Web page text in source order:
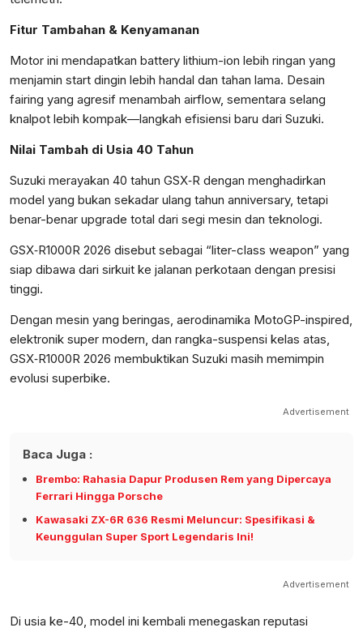
Fitur Tambahan & Kenyamanan
Motor ini mendapatkan battery lithium-ion lebih ringan yang
menjamin start dingin lebih handal dan tahan lama. Desain
fairing yang agresif menambah airflow, sementara selang
knalpot lebih kompak—langkah efisiensi baru dari Suzuki.
Nilai Tambah di Usia 40 Tahun
Suzuki merayakan 40 tahun GSX‑R dengan menghadirkan
model yang bukan sekadar ulang tahun anniversary, tetapi
benar-benar upgrade total dari segi mesin dan teknologi.
GSX‑R1000R 2026 disebut sebagai “liter-class weapon” yang
siap dibawa dari sirkuit ke jalanan perkotaan dengan presisi
tinggi.
Dengan mesin yang beringas, aerodinamika MotoGP-inspired,
elektronik super modern, dan rangka-suspensi kelas atas,
GSX‑R1000R 2026 membuktikan Suzuki masih memimpin
evolusi superbike.
Advertisement
Baca Juga :
Brembo: Rahasia Dapur Produsen Rem yang Dipercaya
Ferrari Hingga Porsche
Kawasaki ZX-6R 636 Resmi Meluncur: Spesifikasi &
Keunggulan Super Sport Legendaris Ini!
Advertisement
Di usia ke-40, model ini kembali menegaskan reputasi